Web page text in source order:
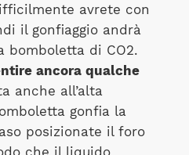
avrete con
il gonfiaggio andrà
bomboletta di CO2.
ancora qualche
anche all’alta
gonfia la
posizionate il foro